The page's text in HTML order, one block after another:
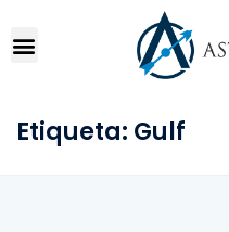
Etiqueta: Gulf